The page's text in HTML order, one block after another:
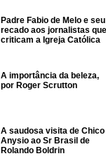
Padre Fabio de Melo e seu
recado aos jornalistas que
criticam a Igreja Católica
A importância da beleza,
por Roger Scrutton
A saudosa visita de Chico
Anysio ao Sr Brasil de
Rolando Boldrin